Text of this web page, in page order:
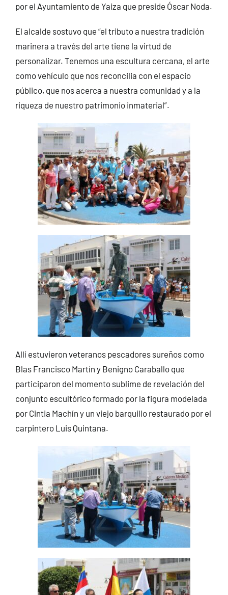
por el Ayuntamiento de Yaiza que preside Óscar Noda.
El alcalde sostuvo que “el tributo a nuestra tradición
marinera a través del arte tiene la virtud de
personalizar. Tenemos una escultura cercana, el arte
como vehículo que nos reconcilia con el espacio
público, que nos acerca a nuestra comunidad y a la
riqueza de nuestro patrimonio inmaterial”.
Allí estuvieron veteranos pescadores sureños como
Blas Francisco Martín y Benigno Caraballo que
participaron del momento sublime de revelación del
conjunto escultórico formado por la figura modelada
por Cintia Machín y un viejo barquillo restaurado por el
carpintero Luis Quintana.